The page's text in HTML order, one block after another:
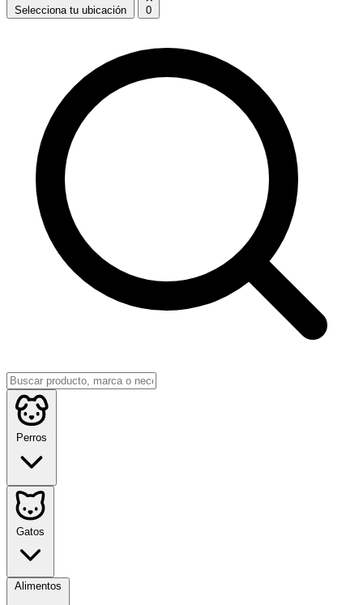
Selecciona tu ubicación 0
Perros
Gatos
Alimentos